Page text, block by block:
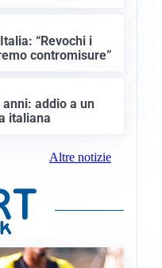
“Revochi i
contromisure”
addio a un
italiana
Altre notizie